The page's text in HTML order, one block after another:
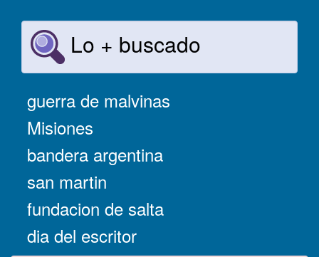
Lo + buscado
guerra de malvinas
Misiones
bandera argentina
san martin
fundacion de salta
dia del escritor